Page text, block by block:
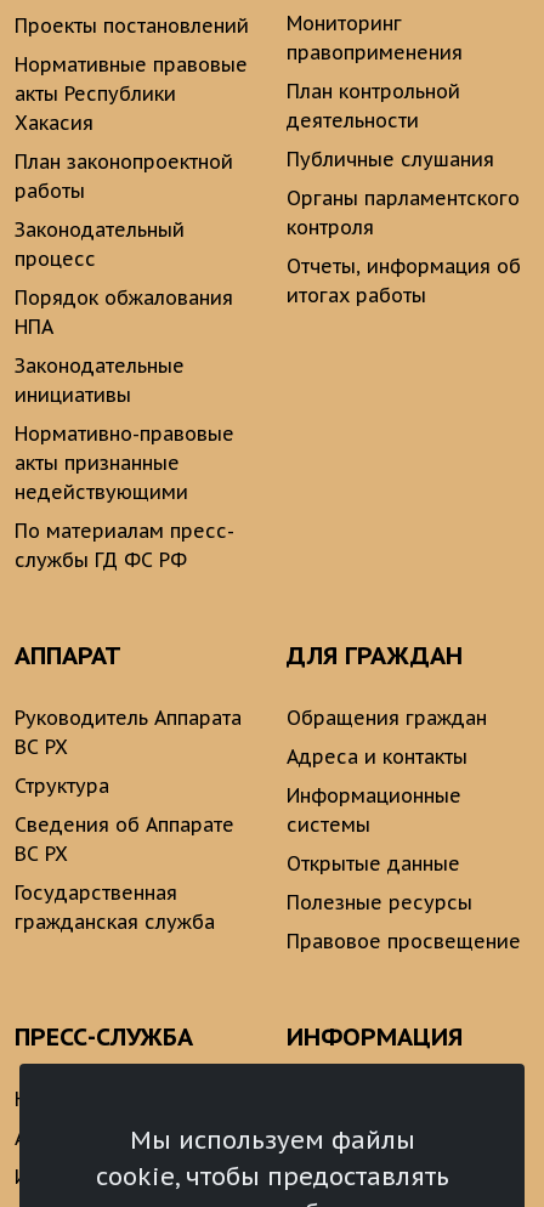
Мы используем файлы
cookie, чтобы предоставлять
Проекты постановлений
Нормативные правовые
акты Республики
Хакасия
План законопроектной
работы
Законодательный
процесс
Порядок обжалования
НПА
Законодательные
инициативы
Нормативно-правовые
акты признанные
недействующими
По материалам пресс-
службы ГД ФС РФ
Мониторинг
правоприменения
План контрольной
деятельности
Публичные слушания
Органы парламентского
контроля
Отчеты, информация об
итогах работы
АППАРАТ
Руководитель Аппарата
ВС РХ
Структура
Сведения об Аппарате
ВС РХ
Государственная
гражданская служба
ДЛЯ ГРАЖДАН
Обращения граждан
Адреса и контакты
Информационные
системы
Открытые данные
Полезные ресурсы
Правовое просвещение
ПРЕСС-СЛУЖБА
Новости
Анонсы
Интервью
ИНФОРМАЦИЯ
аналитические
материалы
Реализация Послания